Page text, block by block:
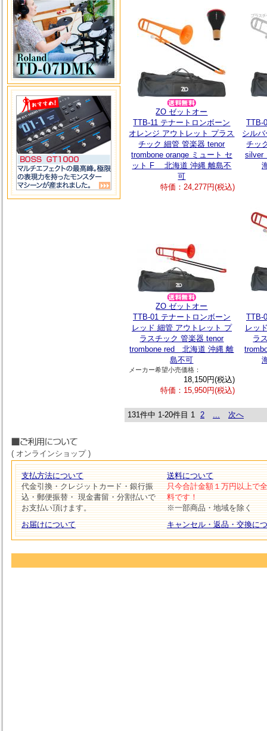
ZO ゼットオー
TTB-11 テナートロンボーン
オレンジ アウトレット プラス
チック 細管 管楽器 tenor
trombone orange ミュート セ
ット F 北海道 沖縄 離島不
可
特価：24,277円(税込)
TTB-
シル
チッ
silver
ZO ゼットオー
TTB-01 テナートロンボーン
レッド 細管 アウトレット プ
ラスチック 管楽器 tenor
trombone red 北海道 沖縄 離
島不可
メーカー希望小売価格：
18,150円(税込)
特価：15,950円(税込)
TTB-
レッ
ラ
131件中 1-20件目 1 2 ... 次へ
( オンラインショップ )
支払方法について
代金引換・クレジットカード・銀行振
込・郵便振替・ 現金書留・分割払いで
お支払い頂けます。
お届けについて
送料について
只今合計金額１万円以上で
料です！
※一部商品・地域を除く
キャンセル・返品・交換に